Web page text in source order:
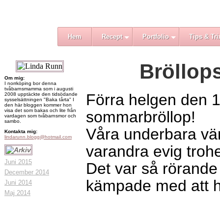
Hem Recept Portfolio Tips &
Om mig:
I norrköping bor denna
tvåbarnsmamma som i augusti
2008 upptäckte den tidsödande
sysselsättningen "Baka tårta" I
den här bloggen kommer hon
visa det som bakas och lite från
vardagen som tvåbarnsmor och
sambo.
Kontakta mig:
lindarunn.blogg@hotmail.com
Juni 2015
December 2014
Juni 2014
Maj 2014
Förra helgen den
sommarbröllop!
Våra underbara
varandra evig
Det var så
kämpade med att